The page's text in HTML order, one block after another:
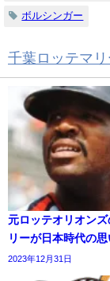
ボルシンガー
千葉ロッテマ
元ロッテオリオンズ
リーが日本時代の
2023年12月31日